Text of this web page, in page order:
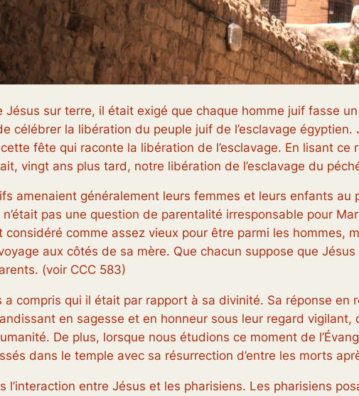
Jésus sur terre, il était exigé que chaque homme juif fasse
célébrer la libération du peuple juif de l’esclavage
fête qui raconte la libération de l’esclavage. En lisant
vingt ans plus tard, notre libération de l’esclavage du
amenaient généralement leurs femmes et leurs enfants au
pas une question de parentalité irresponsable pour
considéré comme assez vieux pour être parmi les hommes,
aux côtés de sa mère. Que chacun suppose que
(voir CCC 583)
a compris qui il était par rapport à sa divinité. Sa réponse en
en sagesse et en honneur sous leur regard
De plus, lorsque nous étudions ce moment de
dans le temple avec sa résurrection d’entre les morts
l’interaction entre Jésus et les pharisiens. Les pharisiens